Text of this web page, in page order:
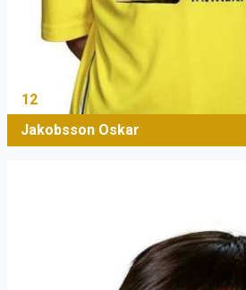
12
Jakobsson Oskar